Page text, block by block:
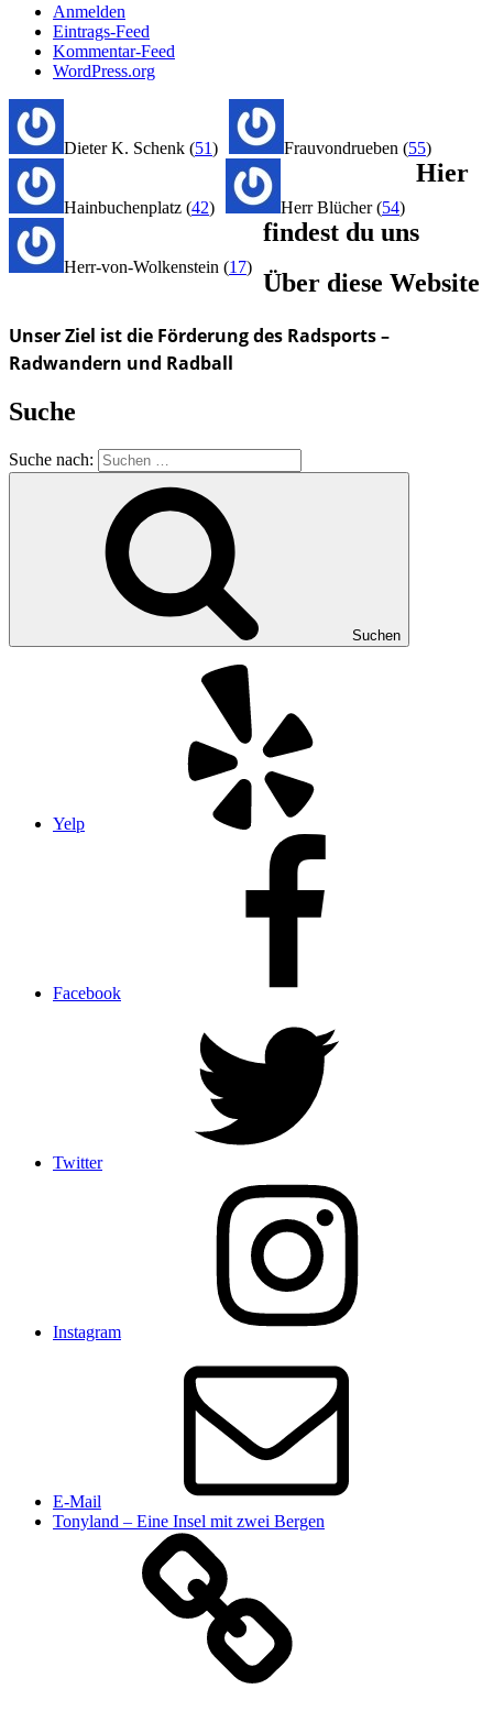
Anmelden
Eintrags-Feed
Kommentar-Feed
WordPress.org
Dieter K. Schenk (51) Frauvondrueben (55)
Hainbuchenplatz (42) Herr Blücher(54)
Herr-von-Wolkenstein (17)
Hier
findest du uns
Über diese Website
Unser Ziel ist die Förderung des Radsports –
Radwandern und Radball
Suche
Suche nach:
Suchen
Yelp
Facebook
Twitter
Instagram
E-Mail
Tonyland – Eine Insel mit zwei Bergen